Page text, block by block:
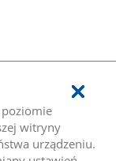
poziomie
witryny
urządzeniu.